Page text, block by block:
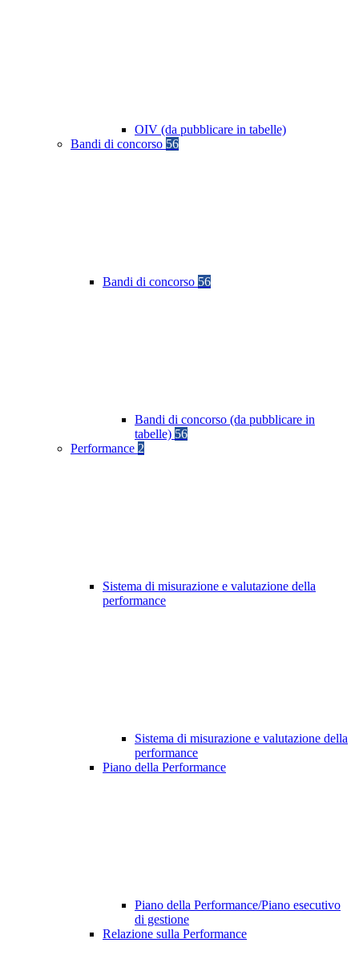
OIV (da pubblicare in tabelle)
Bandi di concorso 56
Bandi di concorso 56
Bandi di concorso (da pubblicare in
tabelle) 56
Performance 2
Sistema di misurazione e valutazione della
performance
Sistema di misurazione e valutazione della
performance
Piano della Performance
Piano della Performance/Piano esecutivo
di gestione
Relazione sulla Performance